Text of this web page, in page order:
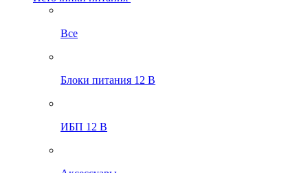
Все
Блоки питания 12 В
ИБП 12 В